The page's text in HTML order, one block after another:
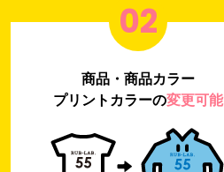
02
商品・商品カラー
プリントカラーの変更可能